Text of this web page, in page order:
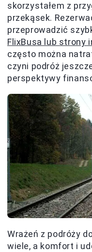
skorzystałem z
przekąsek.
przeprowadzić
FlixBusa lub strony
często można
czyni podróż
perspektywy
Wrażeń z podróży
wiele, a komfort i